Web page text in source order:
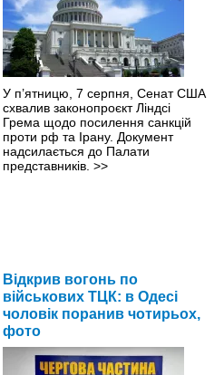
У п’ятницю, 7 серпня, Сенат США
схвалив законопроєкт Ліндсі
Грема щодо посилення санкцій
проти рф та Ірану. Документ
надсилається до Палати
представників. >>
Відкрив вогонь по
військових ТЦК: в Одесі
чоловік поранив чотирьох,
фото